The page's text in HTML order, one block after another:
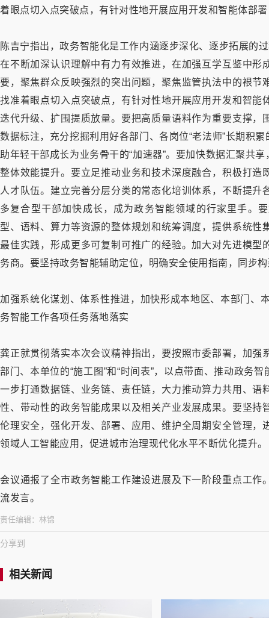
着眼点切入点突破点，有针对性地开展应用开发和智能体部署
陈吉宁指出，政务智能化是工作内涵逐步深化、逐步拓展的
在不断加深认识理解中有力有效推进，在加强互学互鉴中
要，聚焦群众反映强烈的突出问题，聚焦监管执法中的裉
找准着眼点切入点突破点，有针对性地开展应用开发和智
迭代升级、扩围提质放量。要把高质量语料作为重要支撑
数据标注，充分挖掘利用好各部门、各岗位“老法师”长期积
助年轻干部成长为业务骨干的“加速器”。要加快数据汇聚共
整体效能提升。要立足推动业务和技术深度融合，积极打
人才队伍。建立完善分层分类的常态化培训体系，不断提
多复合型干部加快成长，成为政务智能领域的行家里手。
型、语料、算力等资源的整体规划和统筹调度，提供系统
最佳实践，形成更多可复制可推广的经验。加大对先进模
务商。要坚持政务智能辅助定位，明确安全使用指南，同步
加强系统化谋划、体系性推进，加快形成本地区、本部门、
务智能工作各项任务落地落实
龚正就贯彻落实本次会议精神指出，要按照市委部署，加
部门、本单位的“施工图”和“时间表”，以点带面、推动政务
一步打通数据链、业务链、责任链，大力推动算力共用、
性、带动性的政务智能成果以及相关产业发展成果。要坚
伦理安全，强化开发、部署、应用、维护全周期安全管理
领域人工智能应用，促进城市治理现代化水平不断优化提升。
会议通报了全市政务智能工作建设进展及下一阶段重点工
流发言。
责任编辑： 林锦
分享到
相关新闻